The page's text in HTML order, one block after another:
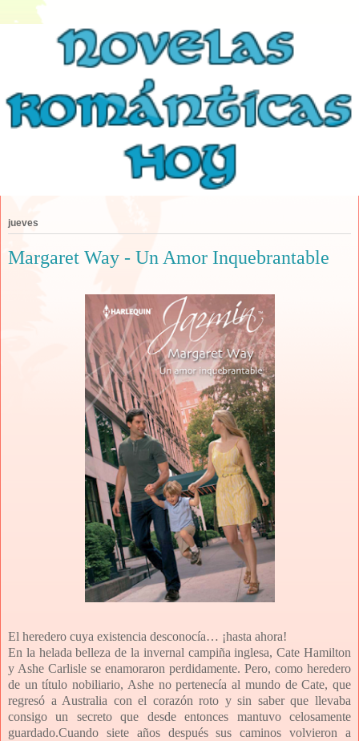
jueves
Margaret Way - Un Amor Inquebrantable
El heredero cuya existencia desconocía… ¡hasta ahora!
En la helada belleza de la invernal campiña inglesa, Cate Hamilton
y Ashe Carlisle se enamoraron perdidamente. Pero, como heredero
de un título nobiliario, Ashe no pertenecía al mundo de Cate, que
regresó a Australia con el corazón roto y sin saber que llevaba
consigo un secreto que desde entonces mantuvo celosamente
guardado.Cuando siete años después sus caminos volvieron a